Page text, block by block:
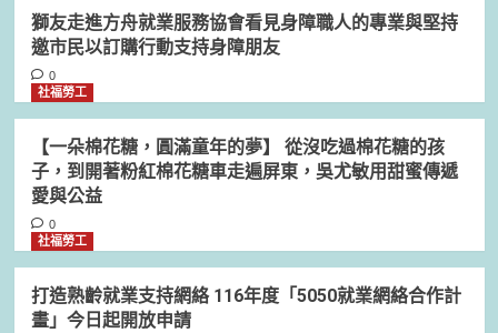
獅友走進方舟就業服務協會看見身障職人的專業與堅持
邀市民以訂購行動支持身障朋友
0
社福勞工
【一朵棉花糖，圓滿童年的夢】 從沒吃過棉花糖的孩
子，到開著粉紅棉花糖車走遍屏東，吳尤敏用甜蜜傳遞
愛與公益
0
社福勞工
打造熟齡就業支持網絡 116年度「5050就業網絡合作計
畫」今日起開放申請